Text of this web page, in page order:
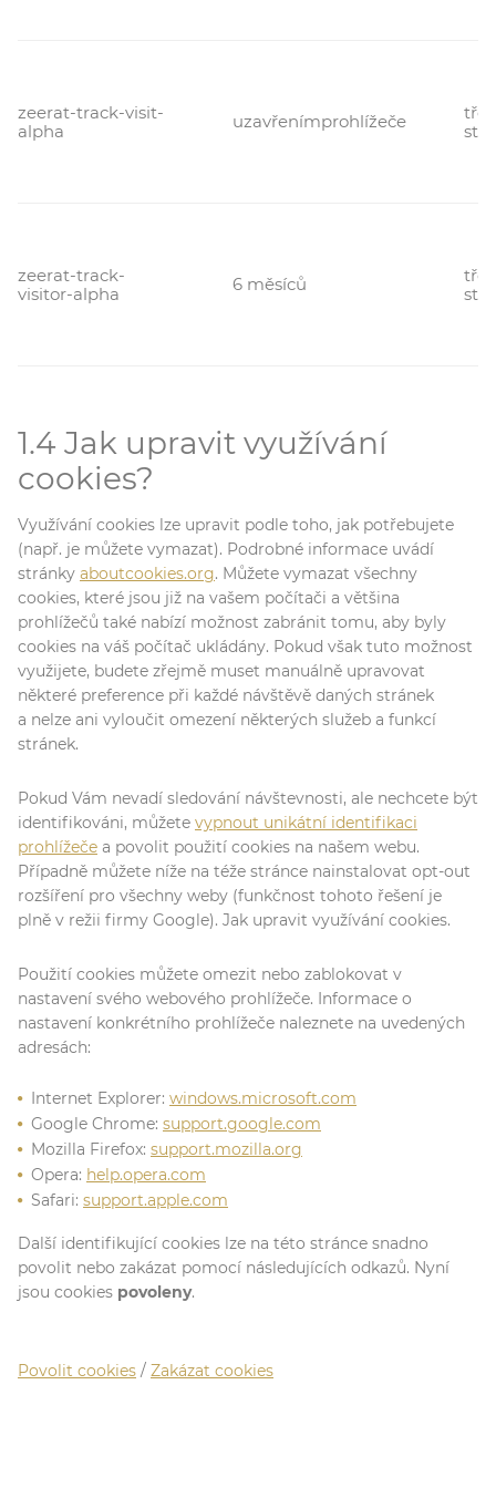
zeerat-track-visit-
alpha
uzavřenímprohlížeče
zeerat-track-
visitor-alpha
6 měsíců
1.4 Jak upravit využívání
cookies?
Využívání cookies lze upravit podle toho, jak potřebujete
(např. je můžete vymazat). Podrobné informace uvádí
stránky aboutcookies.org. Můžete vymazat všechny
cookies, které jsou již na vašem počítači a většina
prohlížečů také nabízí možnost zabránit tomu, aby byly
cookies na váš počítač ukládány. Pokud však tuto možnost
využijete, budete zřejmě muset manuálně upravovat
některé preference při každé návštěvě daných stránek
a nelze ani vyloučit omezení některých služeb a funkcí
stránek.
Pokud Vám nevadí sledování návštevnosti, ale nechcete být
identifikováni, můžete vypnout unikátní identifikaci
prohlížeče a povolit použití cookies na našem webu.
Případně můžete níže na téže stránce nainstalovat opt-out
rozšíření pro všechny weby (funkčnost tohoto řešení je
plně v režii firmy Google). Jak upravit využívání cookies.
Použití cookies můžete omezit nebo zablokovat v
nastavení svého webového prohlížeče. Informace o
nastavení konkrétního prohlížeče naleznete na uvedených
adresách:
Internet Explorer: windows.microsoft.com
Google Chrome: support.google.com
Mozilla Firefox: support.mozilla.org
Opera: help.opera.com
Safari: support.apple.com
Další identifikující cookies lze na této stránce snadno
povolit nebo zakázat pomocí následujících odkazů. Nyní
jsou cookies povoleny.
Povolit cookies / Zakázat cookies